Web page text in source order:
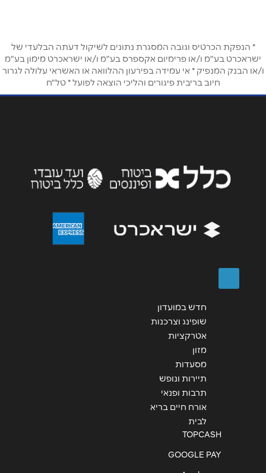
שם מלא*
טלפון*
אנא חזרו אלי בקשר ל...
* הנפקת הכרטיס וגובה המסגרת נתונים לשיקול דעתה הבלעדי של
ישראכרט בע"מ ו/או פרימיום אקספרס בע"מ ו/או ישראכרט מימון בע"מ
ו/או הבנק המנפיק * אי עמידה בפירעון ההלוואה או האשראי עלולה לגרור
חיוב בריבית פיגורים והליכי הוצאה לפועל * טל"ח
חדש במועדון
שופינג וצרכנות
אטרקציות
מזון
מסעדות
תיירות ונופש
תרבות ופנאי
אורח חיים בריא
לבית
TOPCASH
GOOGLE PAY